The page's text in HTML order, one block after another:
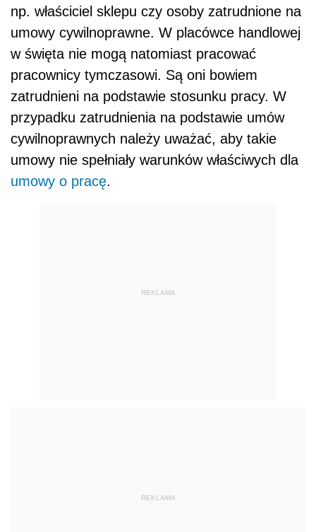
np. właściciel sklepu czy osoby zatrudnione na
umowy cywilnoprawne. W placówce handlowej
w święta nie mogą natomiast pracować
pracownicy tymczasowi. Są oni bowiem
zatrudnieni na podstawie stosunku pracy. W
przypadku zatrudnienia na podstawie umów
cywilnoprawnych należy uważać, aby takie
umowy nie spełniały warunków właściwych dla
umowy o pracę.
REKLAMA
REKLAMA